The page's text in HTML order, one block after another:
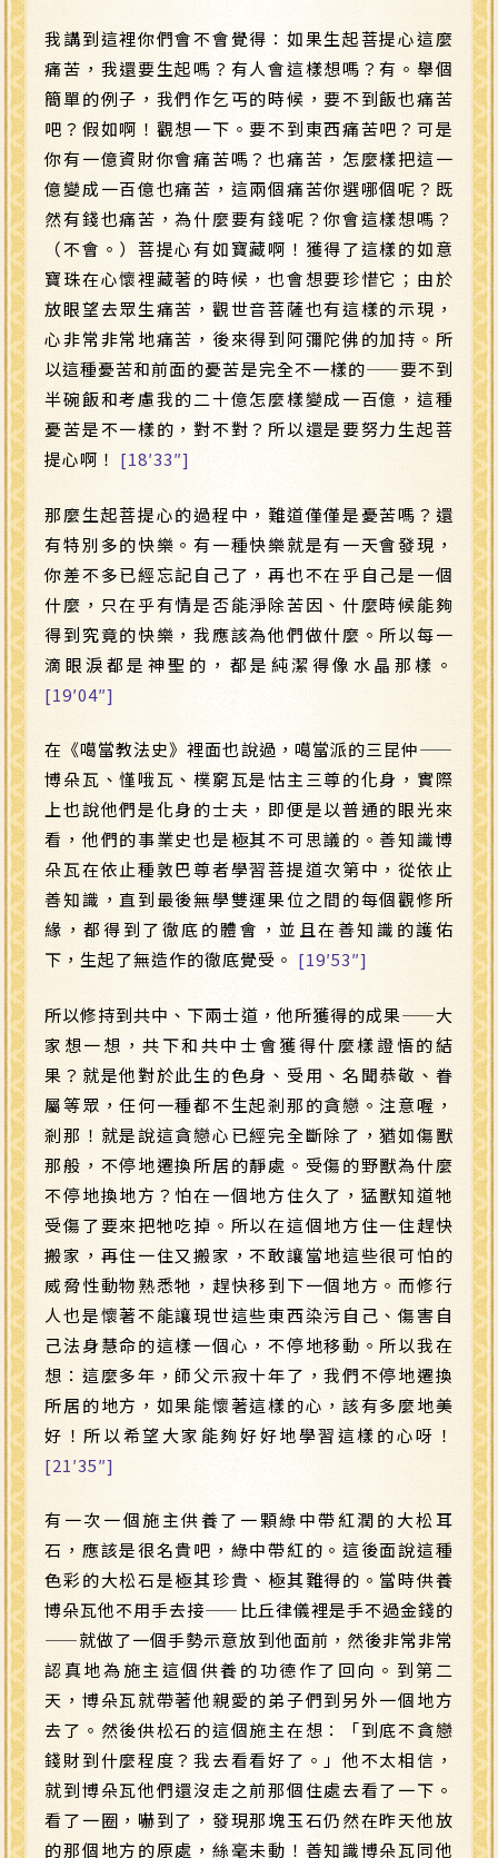
我講到這裡你們會不會覺得：如果生起菩提心這麼
痛苦，我還要生起嗎？有人會這樣想嗎？有。舉個
簡單的例子，我們作乞丐的時候，要不到飯也痛苦
吧？假如啊！觀想一下。要不到東西痛苦吧？可是
你有一億資財你會痛苦嗎？也痛苦，怎麼樣把這一
億變成一百億也痛苦，這兩個痛苦你選哪個呢？既
然有錢也痛苦，為什麼要有錢呢？你會這樣想嗎？
（不會。）菩提心有如寶藏啊！獲得了這樣的如意
寶珠在心懷裡藏著的時候，也會想要珍惜它；由於
放眼望去眾生痛苦，觀世音菩薩也有這樣的示現，
心非常非常地痛苦，後來得到阿彌陀佛的加持。所
以這種憂苦和前面的憂苦是完全不一樣的——要不到
半碗飯和考慮我的二十億怎麼樣變成一百億，這種
憂苦是不一樣的，對不對？所以還是要努力生起菩
提心啊！ [18′33″]
那麼生起菩提心的過程中，難道僅僅是憂苦嗎？還
有特別多的快樂。有一種快樂就是有一天會發現，
你差不多已經忘記自己了，再也不在乎自己是一個
什麼，只在乎有情是否能淨除苦因、什麼時候能夠
得到究竟的快樂，我應該為他們做什麼。所以每一
滴眼淚都是神聖的，都是純潔得像水晶那樣。
[19′04″]
在《噶當教法史》裡面也說過，噶當派的三昆仲——
博朵瓦、慬哦瓦、樸窮瓦是怙主三尊的化身，實際
上也說他們是化身的士夫，即便是以普通的眼光來
看，他們的事業史也是極其不可思議的。善知識博
朵瓦在依止種敦巴尊者學習菩提道次第中，從依止
善知識，直到最後無學雙運果位之間的每個觀修所
緣，都得到了徹底的體會，並且在善知識的護佑
下，生起了無造作的徹底覺受。 [19′53″]
所以修持到共中、下兩士道，他所獲得的成果——大
家想一想，共下和共中士會獲得什麼樣證悟的結
果？就是他對於此生的色身、受用、名聞恭敬、眷
屬等眾，任何一種都不生起剎那的貪戀。注意喔，
剎那！就是說這貪戀心已經完全斷除了，猶如傷獸
那般，不停地遷換所居的靜處。受傷的野獸為什麼
不停地換地方？怕在一個地方住久了，猛獸知道牠
受傷了要來把牠吃掉。所以在這個地方住一住趕快
搬家，再住一住又搬家，不敢讓當地這些很可怕的
威脅性動物熟悉牠，趕快移到下一個地方。而修行
人也是懷著不能讓現世這些東西染污自己、傷害自
己法身慧命的這樣一個心，不停地移動。所以我在
想：這麼多年，師父示寂十年了，我們不停地遷換
所居的地方，如果能懷著這樣的心，該有多麼地美
好！所以希望大家能夠好好地學習這樣的心呀！
[21′35″]
有一次一個施主供養了一顆綠中帶紅潤的大松耳
石，應該是很名貴吧，綠中帶紅的。這後面說這種
色彩的大松石是極其珍貴、極其難得的。當時供養
博朵瓦他不用手去接—— 比丘律儀裡是手不過金錢的
——就做了一個手勢示意放到他面前，然後非常非常
認真地為施主這個供養的功德作了回向。到第二
天，博朵瓦就帶著他親愛的弟子們到另外一個地方
去了。然後供松石的這個施主在想：「到底不貪戀
錢財到什麼程度？我去看看好了。」他不太相信，
就到博朵瓦他們還沒走之前那個住處去看了一下。
看了一圈，嚇到了，發現那塊玉石仍然在昨天他放
的那個地方的原處，絲毫未動！善知識博朵瓦同他